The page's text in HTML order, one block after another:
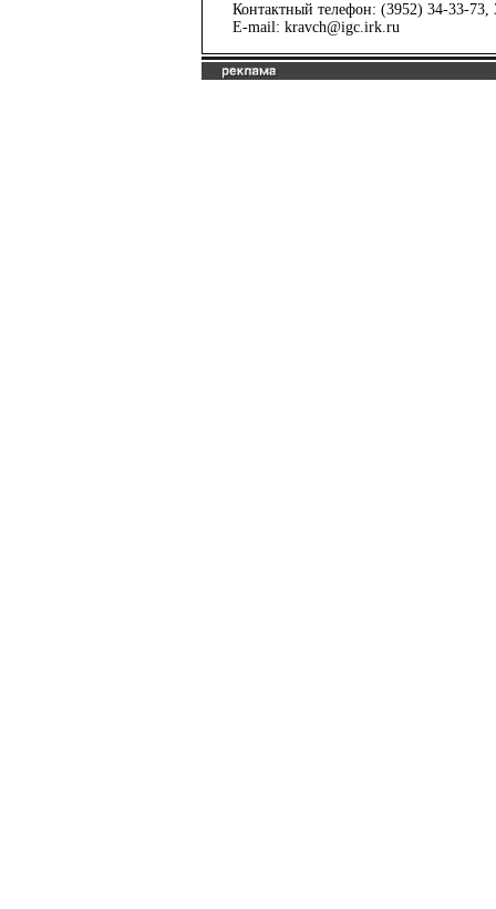
Контактный телефон: (3952) 34-33-73,
E-mail: kravch@igc.irk.ru